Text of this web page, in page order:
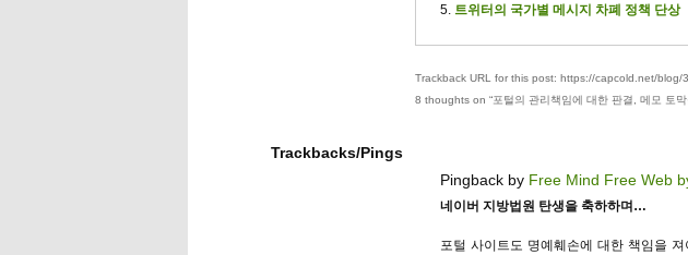
트위터의 국가별 메시지 차폐 정책 단상
Trackback URL for this post: https://capcold.net/blog/
8 thoughts on “포털의 관리책임에 대한 판결, 메모 토막
Trackbacks/Pings
Pingback by Free Mind Free Web
네이버 지방법원 탄생을 축하하며…
포털 사이트도 명예훼손에 대한 책임을